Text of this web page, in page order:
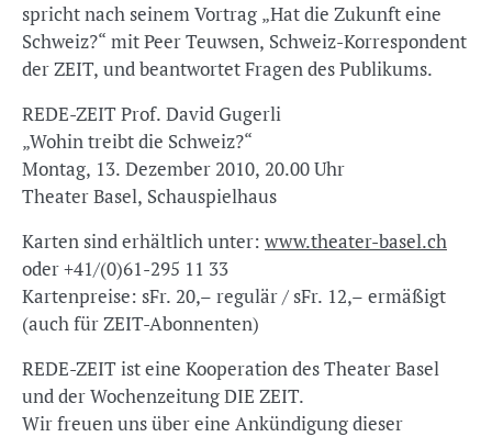
spricht nach seinem Vortrag „Hat die Zukunft eine
Schweiz?“ mit Peer Teuwsen, Schweiz-Korrespondent
der ZEIT, und beantwortet Fragen des Publikums.
REDE-ZEIT Prof. David Gugerli
„Wohin treibt die Schweiz?“
Montag, 13. Dezember 2010, 20.00 Uhr
Theater Basel, Schauspielhaus
Karten sind erhältlich unter: www.theater-basel.ch
oder +41/(0)61-295 11 33
Kartenpreise: sFr. 20,– regulär / sFr. 12,– ermäßigt
(auch für ZEIT-Abonnenten)
REDE-ZEIT ist eine Kooperation des Theater Basel
und der Wochenzeitung DIE ZEIT.
Wir freuen uns über eine Ankündigung dieser